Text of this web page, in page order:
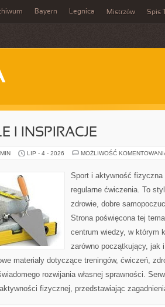
Bayern Legnica Mistrzów Spis
I INSPIRACJE
LIP - 4 - 2026 MOŻLIWOŚĆ
Sport i aktywność
regularne ćwiczenia. To
zdrowie, dobre
Strona poświęcona tej
centrum wiedzy, w którym
zarówno początkujący, jak
materiały dotyczące treningów, ćwiczeń,
rozwijania własnej sprawności.
fizycznej, przedstawiając